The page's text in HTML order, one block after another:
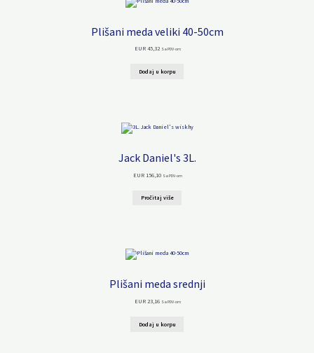
Plišani meda veliki 40-50cm
EUR 45,32 Sa PDV-om
Dodaj u korpu
Jack Daniel's 3L.
EUR 156,10 Sa PDV-om
Pročitaj više
Plišani meda srednji
EUR 23,16 Sa PDV-om
Dodaj u korpu